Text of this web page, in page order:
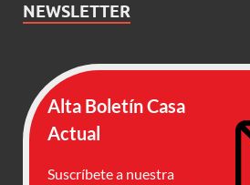
NEWSLETTER
Alta Boletín Casa
Actual
Suscríbete a nuestra